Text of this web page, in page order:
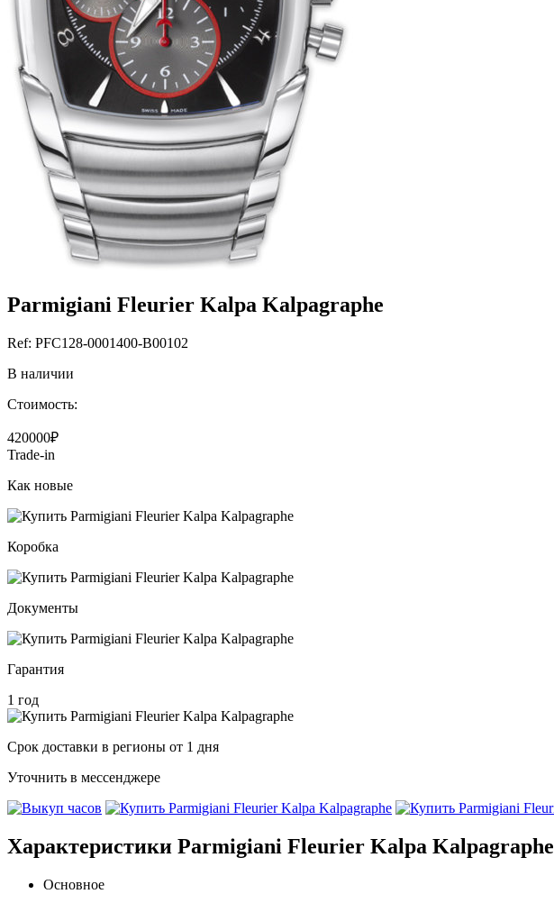
Parmigiani Fleurier Kalpa Kalpagraphe
Ref: РFС128-0001400-В00102
В наличии
Стоимость:
420000₽
Trade-in
Как новые
Коробка
Документы
Гарантия
1 год
Срок доставки в регионы от 1 дня
Уточнить в мессенджере
Характеристики Parmigiani Fleurier Kalpa Kalpagraphe
Основное